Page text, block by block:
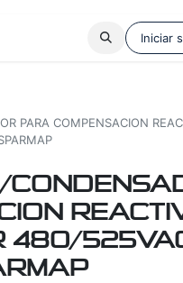
Iniciar
PARA COMPENSACION
480/